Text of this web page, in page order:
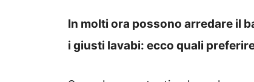
In molti ora possono arredare il
i giusti lavabi: ecco quali